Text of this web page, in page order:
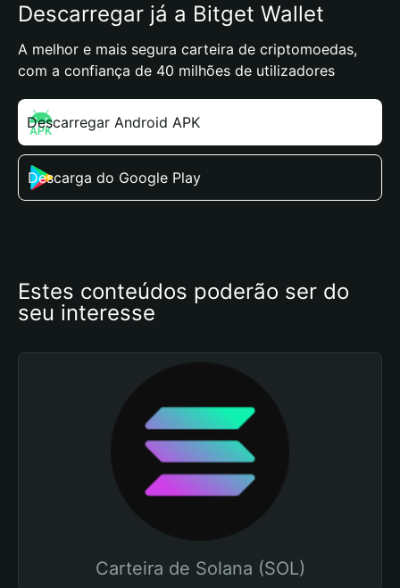
Descarregar já a Bitget Wallet
A melhor e mais segura carteira de criptomoedas,
com a confiança de 40 milhões de utilizadores
Descarregar Android APK
Descarga do Google Play
Estes conteúdos poderão ser do
seu interesse
Carteira de Solana (SOL)